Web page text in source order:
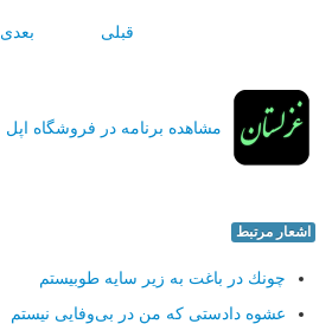
قبلی بعدی
مشاهده برنامه در فروشگاه اپل
اشعار مرتبط
چونك در باغت به زیر سایه طوبیستم
عشوه دادستی كه من در بی‌وفایی نیستم